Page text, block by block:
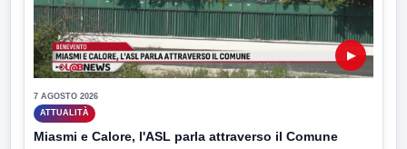
▶
7 AGOSTO 2026
ATTUALITÀ
Miasmi e Calore, l'ASL parla attraverso il Comune